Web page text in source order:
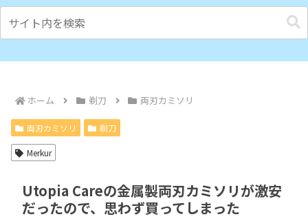
ホーム 剃刀 両刃カミソリ
両刃カミソリ 剃刀
Merkur
Utopia Careの金属製両刃カミソリが激安
だったので、思わず買ってしまった